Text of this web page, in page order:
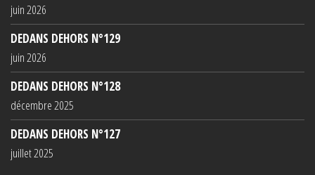
juin 2026
DEDANS DEHORS N°129
juin 2026
DEDANS DEHORS N°128
décembre 2025
DEDANS DEHORS N°127
juillet 2025